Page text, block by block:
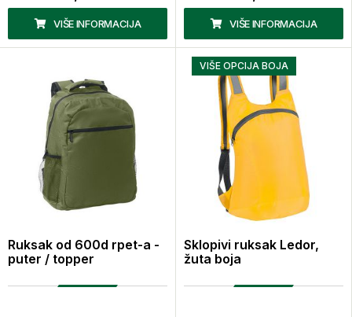
VIŠE INFORMACIJA VIŠE INFORMACIJA
Ruksak od 600d rpet-a -
puter / topper
VIŠE OPCIJA BOJA
Sklopivi ruksak Ledor,
žuta boja